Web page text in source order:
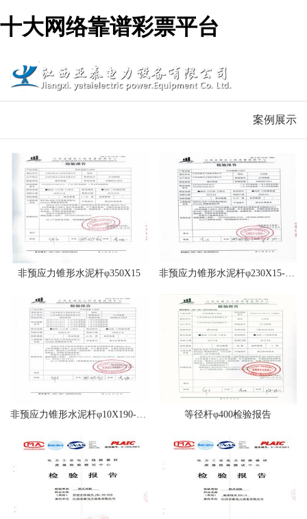
十大网络靠谱彩票平台
案例展示
非预应力锥形水泥杆φ350X15 非预应力锥形水泥杆φ230X15-φ230X18
非预应力锥形水泥杆φ10X190-12X190-15X190-18X190 等径杆φ400检验报告